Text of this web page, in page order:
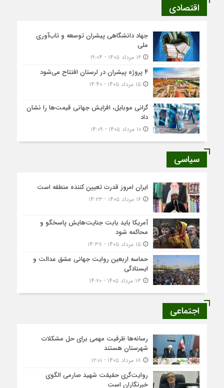
اقتصادی
جهاد دانشگاهی پیشران توسعه و تاب‌آوری
ملی
۱۶ مرداد ۱۴۰۵ - ۱۹:۰۴
۴ پروژه پیشران در لرستان افتتاح می‌شود
۱۵ مرداد ۱۴۰۵ - ۱۴:۴۰
گرانی موبایل، افزایش جهانی قیمت‌ها را نشان
داد
۱۰ مرداد ۱۴۰۵ - ۱۴:۰۹
سیاسی
ایران امروز قدرت تعیین کننده منطقه است
۱۶ مرداد ۱۴۰۵ - ۱۴:۲۳
آمریکا باید بابت جنایت‌هایش پاسخگو و
محاکمه شود
۱۵ مرداد ۱۴۰۵ - ۱۴:۳۸
حماسه اربعین روایت جهانی عشق عدالت و
ایستادگی
اجتماعی
رسانه‌ها ظرفیت مهمی برای حل مشکلات
شهرستان هستند
روایت‌گری حقیقت شهید صارمی الگوی
خبرنگاران است